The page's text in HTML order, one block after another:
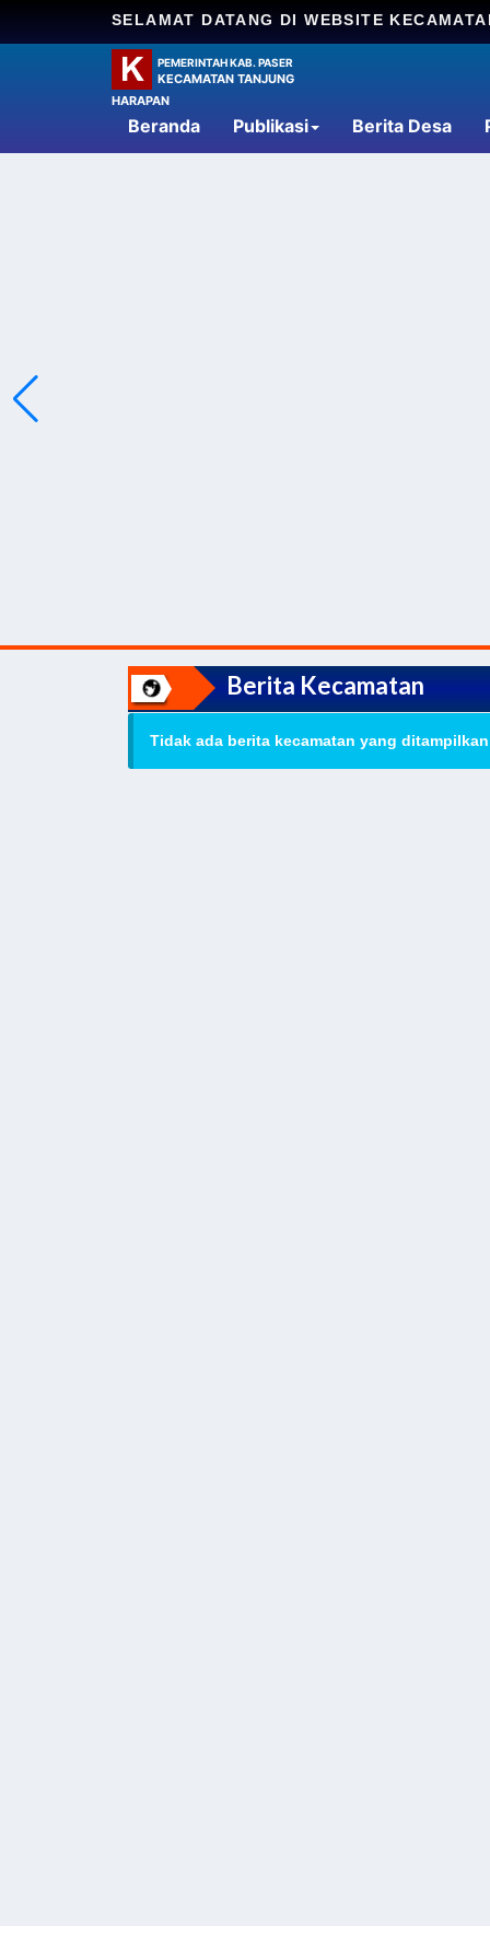
SELAMAT DATANG DI WEBSITE
PEMERINTAH KAB. PASER
KECAMATAN TANJUNG
HARAPAN
Beranda Publikasi Berita Desa
Berita Kecamatan
Tidak ada berita kecamatan yang